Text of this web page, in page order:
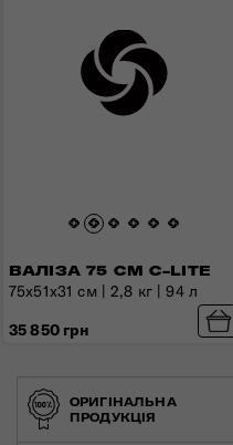
ВАЛІЗА 75 СМ C-LITE
75x51x31 см | 2,8 кг | 94 л
35 850 грн
АЛЮМІНІЄВІ
ВАЛІЗИ
ОРИГІНАЛЬНА
ПРОДУКЦІЯ